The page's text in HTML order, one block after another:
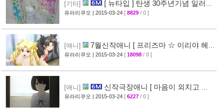
[기타]
[ 뉴타입 ] 탄생 30주년기념 일러스
트 + [ A-1 Pictures ] 10주년 기념 일러스트 공
유라리쿠오 | 2015-03-24 [ 8829 / 0 ]
[애니]
7월신작애니 [ 프리즈마 ☆ 이리야 헤
르츠! ] 티저 영상 공개 (Fate/kaleid liner)
유라리쿠오 | 2015-03-24 [ 18098 / 0 ]
[애니]
신작극장애니 [ 마음이 외치고 싶
어한다 ] PV 영상 + 주요 성우진 명단 공개
유라리쿠오 | 2015-03-24 [ 6227 / 0 ]